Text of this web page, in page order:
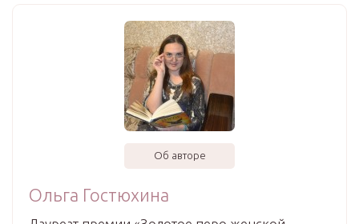
Об авторе
Ольга Гостюхина